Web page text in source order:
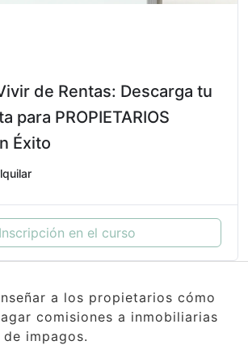
de Rentas: Descarga tu
para PROPIETARIOS
Éxito
Inscripción en el curso
a los propietarios cómo
comisiones a inmobiliarias
impagos.